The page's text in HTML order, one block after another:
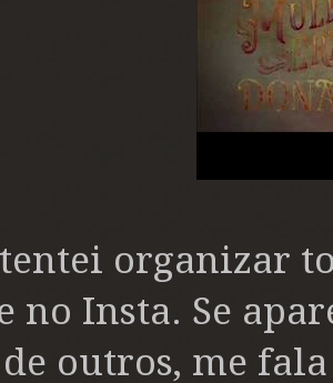
organizar
no Insta. Se
outros, me